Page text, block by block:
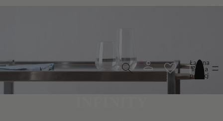
Łączna
liczba
pozycji
w